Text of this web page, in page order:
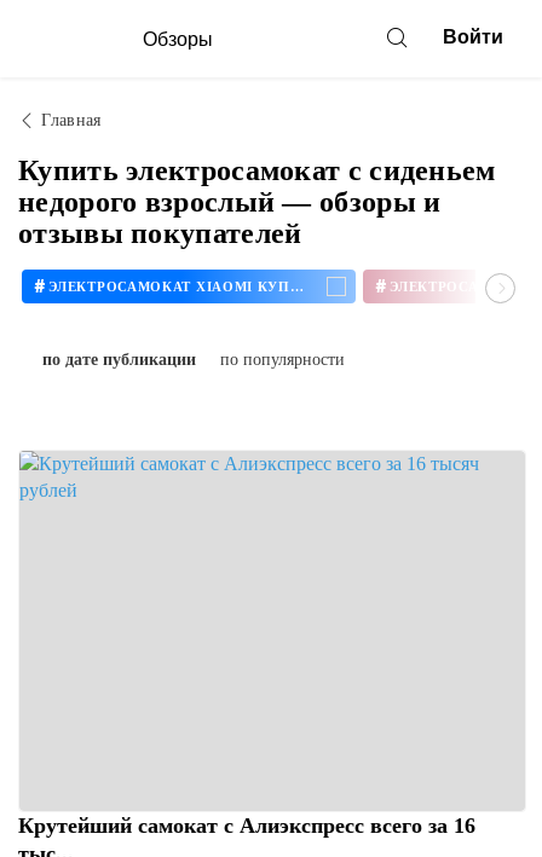
Обзоры Войти
Главная
Купить электросамокат с сиденьем
недорого взрослый — обзоры и
отзывы покупателей
# ЭЛЕКТРОСАМОКАТ XIAOMI КУПИТЬ #
по дате публикации по популярности
Крутейший самокат с Алиэкспресс всего за 16